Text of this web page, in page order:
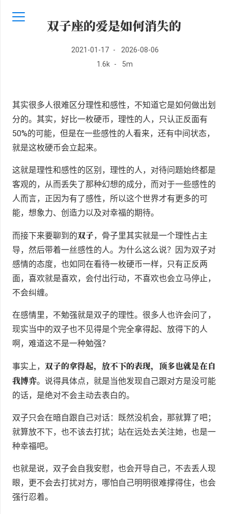
双子座的爱是如何消失的
2021-01-17 -
2026-08-06
1.6k - 5m
其实很多人很难区分理性和感性，不知道它是如何做出划
分的。其实，好比一枚硬币，理性的人，只认正反面有
50%的可能，但是在一些感性的人看来，还有中间状态，
就是这枚硬币会立起来。
这就是理性和感性的区别，理性的人，对待问题始终都是
客观的，从而丢失了那种幻想的成分，而对于一些感性的
人而言，正因为有了感性，所以这个世界才有更多的可
能，想象力、创造力以及对幸福的期待。
而接下来要聊到的双子，骨子里其实就是一个理性占主
导，然后带着一丝感性的人。为什么这么说？因为双子对
感情的态度，也如同在看待一枚硬币一样，只有正反两
面，喜欢就是喜欢，会付出行动，不喜欢也会立马停止，
不会纠缠。
在感情里，不勉强就是双子的理性。很多人也许会问了，
现实当中的双子也不见得是个完全拿得起、放得下的人
啊，难道这不是一种勉强？
事实上， 双子的拿得起，放不下的表现，顶多也就是在自
我博弈。说得具体点，就是当他发现自己跟对方是没可能
的话，是绝对不会主动去表白的。
双子只会在暗自跟自己对话：既然没机会，那就算了吧；
就算放不下，也不该去打扰；站在远处去关注她，也是一
种幸福吧。
也就是说，双子会自我安慰，也会开导自己，不去丢人现
眼，更不会去打扰对方，哪怕自己明明很难撑得住，也会
强行忍着。